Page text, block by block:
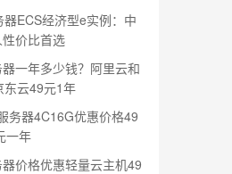
ECS经济型e实例：中
价比首选
一年多少钱？阿里云和
东云49元1年
务器4C16G优惠价格49
一年
器价格优惠轻量云主机49